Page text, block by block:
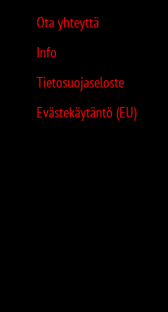
Ota yhteyttä
Info
Tietosuojaseloste
Evästekäytäntö (EU)